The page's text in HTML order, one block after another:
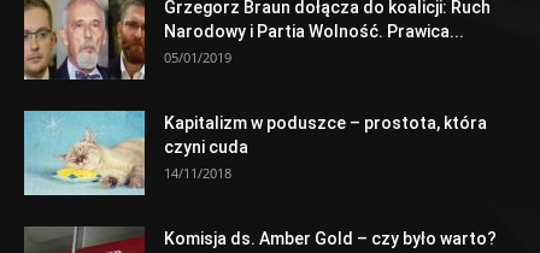
Grzegorz Braun dołącza do koalicji: Ruch
Narodowy i Partia Wolność. Prawica...
05/01/2019
Kapitalizm w poduszce – prostota, która
czyni cuda
14/11/2018
Komisja ds. Amber Gold – czy było warto?